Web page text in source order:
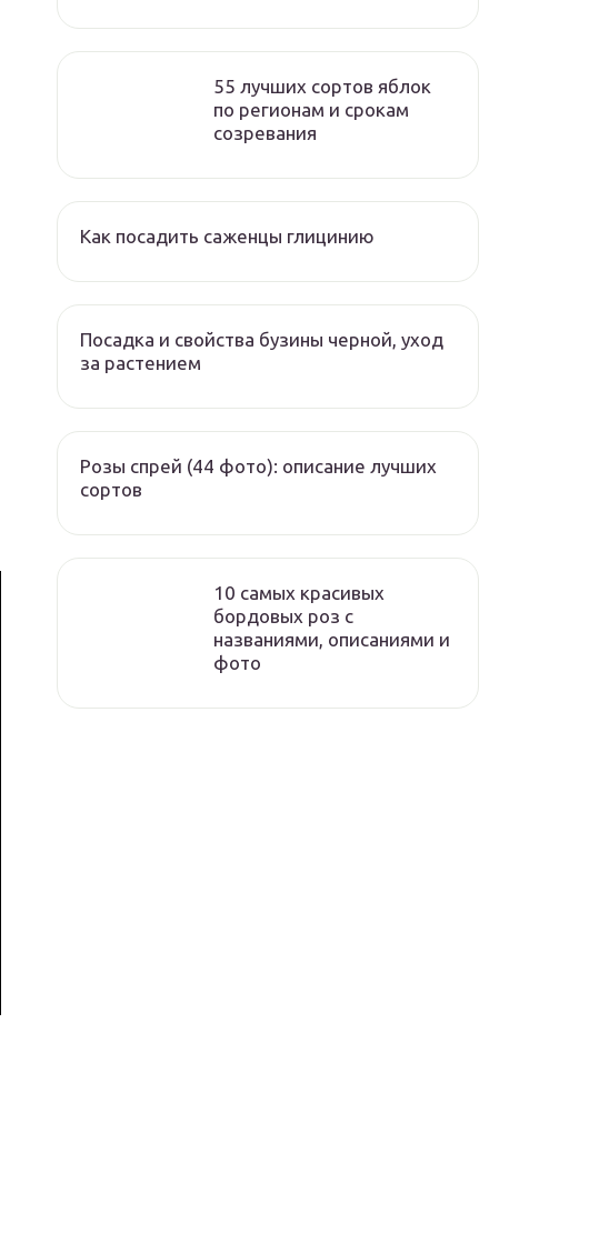
55 лучших сортов яблок
по регионам и срокам
созревания
Как посадить саженцы глицинию
Посадка и свойства бузины черной, уход
за растением
Розы спрей (44 фото): описание лучших
сортов
10 самых красивых
бордовых роз с
названиями, описаниями и
фото